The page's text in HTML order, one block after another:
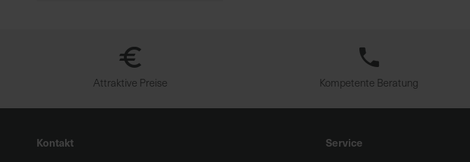
Attraktive Preise Kompetente Beratung
Kontakt Service